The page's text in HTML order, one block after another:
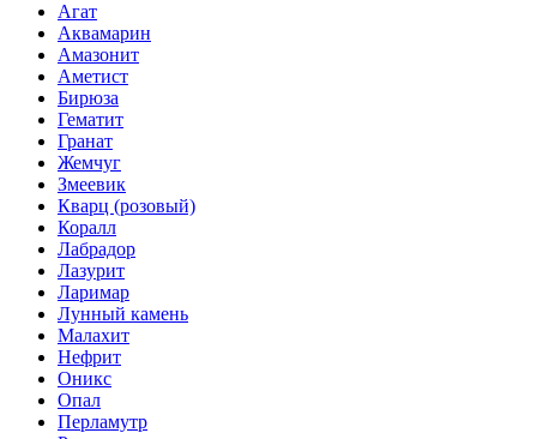
Агат
Аквамарин
Амазонит
Аметист
Бирюза
Гематит
Гранат
Жемчуг
Змеевик
Кварц (розовый)
Коралл
Лабрадор
Лазурит
Ларимар
Лунный камень
Малахит
Нефрит
Оникс
Опал
Перламутр